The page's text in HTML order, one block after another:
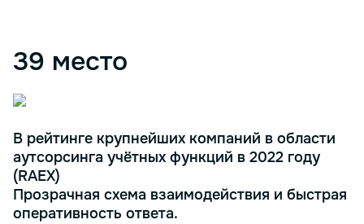
39 место
В рейтинге крупнейших компаний в области
аутсорсинга учётных функций в 2022 году
(RAEX)
Прозрачная схема взаимодействия и быстрая
оперативность ответа.